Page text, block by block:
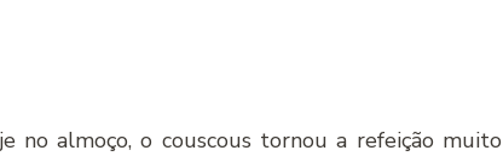
no almoço, o couscous tornou a refeição muito